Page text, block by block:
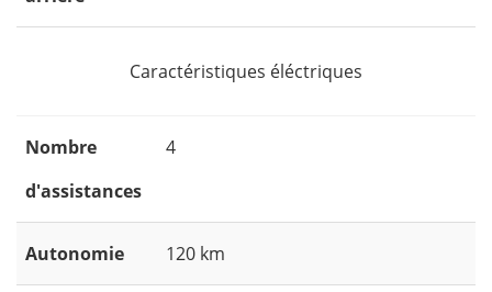
Caractéristiques éléctriques
Nombre
d'assistances
4
Autonomie 120 km